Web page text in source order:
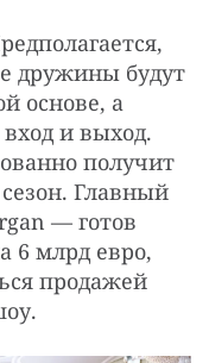
дружины будут
основе, а
и выход.
получит
Главный
— готов
6 млрд евро,
продажей